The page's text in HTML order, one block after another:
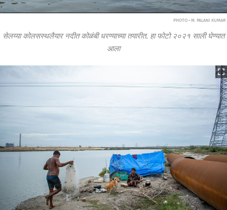
PHOTO • M. PALANI KUMAR
सेलय्या कोलसस्थलैयार नदीत कोळंबी धरण्याच्या तयारीत. हा फोटो २०२१ साली घेण्यात
आला